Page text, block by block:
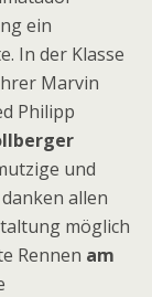
ein
In der Klasse
Marvin
Philipp
und
allen
möglich
Rennen am